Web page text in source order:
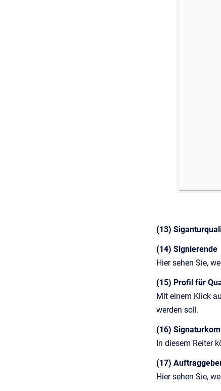
(13)
(14) Signierende
Hier sehen Sie,
(15) Profil für
Mit einem Klick
werden soll.
(16)
In diesem Reiter
(17)
Hier sehen Sie,